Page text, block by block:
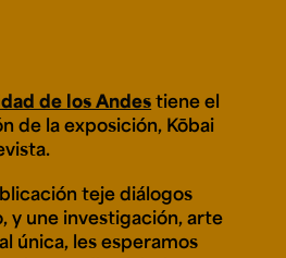
Educación Continua
Ext. 4795
de los Andestiene el
de la exposición, Kōbai
.
teje diálogos
y une investigación, arte
única, les esperamos